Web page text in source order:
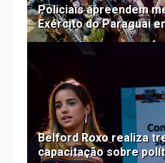
Policiais apreendem
Exército do Paraguai
Belford Roxo realiza
capacitação sobre